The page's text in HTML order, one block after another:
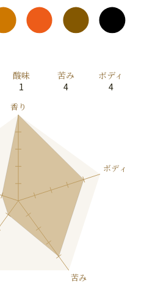
酸味
1
苦み
4
ボディ
4